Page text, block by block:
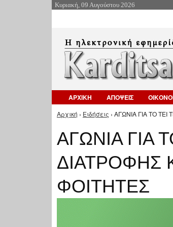
Κυριακή, 09 Αυγούστου 2026
ΑΡΧΙΚΗ ΑΠΟΨΕΙΣ
Είστε εδώ
Αρχική › Ειδήσεις › ΑΓΩΝΙΑ ΓΙΑ ΤΟ
ΑΓΩΝΙΑ ΓΙΑ
ΔΙΑΤΡΟΦΗΣ
ΦΟΙΤΗΤΕΣ